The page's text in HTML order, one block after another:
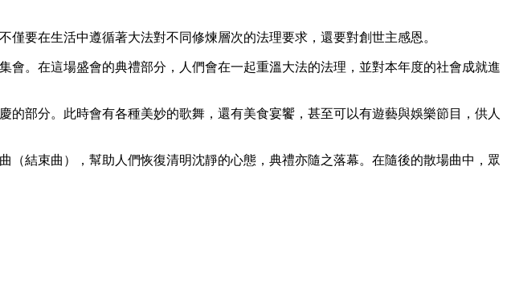
要在生活中遵循著大法對不同修煉層次的法理要求，還要對創世主感恩。
。在這場盛會的典禮部分，人們會在一起重溫大法的法理，並對本年度的社會成就進
部分。此時會有各種美妙的歌舞，還有美食宴饗，甚至可以有遊藝與娛樂節目，供人
結束曲），幫助人們恢復清明沈靜的心態，典禮亦隨之落幕。在隨後的散場曲中，眾